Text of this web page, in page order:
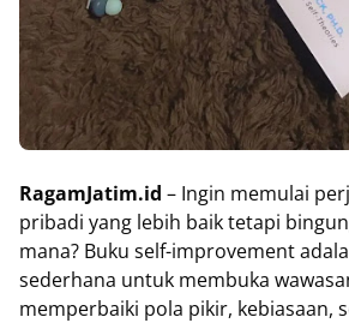
RagamJatim.id – Ingin memulai
pribadi yang lebih baik tetapi
mana? Buku self-improvement
sederhana untuk membuka
memperbaiki pola pikir, kebiasaan,